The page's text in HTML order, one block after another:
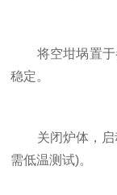
将空坩埚置于
稳定。
关闭炉体，启
需低温测试)。